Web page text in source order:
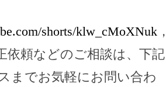
shorts/klw_cMoXNuk
依頼などのご相談は、下記
までお気軽にお問い合わ